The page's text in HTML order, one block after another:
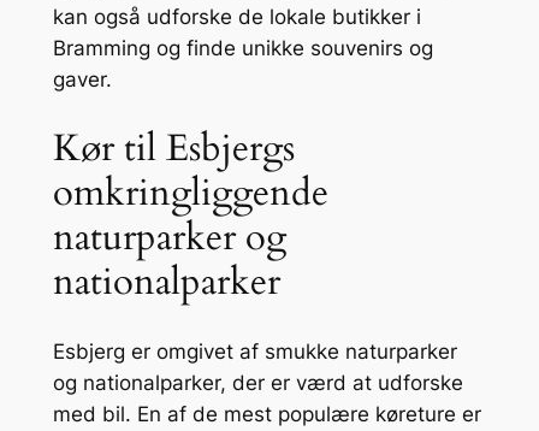
kan også udforske de lokale butikker i
Bramming og finde unikke souvenirs og
gaver.
Kør til Esbjergs
omkringliggende
naturparker og
nationalparker
Esbjerg er omgivet af smukke naturparker
og nationalparker, der er værd at udforske
med bil. En af de mest populære køreture er